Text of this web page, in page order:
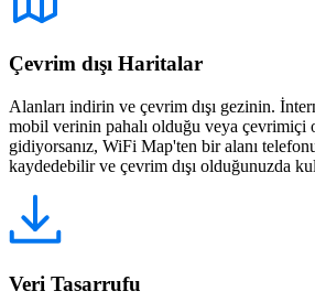
Çevrim dışı Haritalar
Alanları indirin ve çevrim dışı gezinin.
mobil verinin pahalı olduğu veya çevrimiçi
gidiyorsanız, WiFi Map'ten bir alanı
kaydedebilir ve çevrim dışı olduğunuzda
Veri Tasarrufu